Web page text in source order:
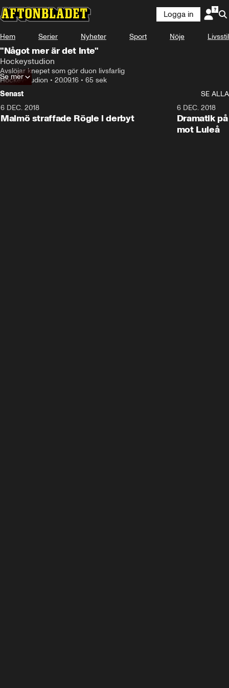
Logga in
Hem Serier Nyheter Sport Nöje Livsstil
"Något mer är det inte"
Hockeystudion
Avslöjar knepet som gör duon livsfarlig
Hockeystudion • 20.09.16 • 65 sek
Se mer
Senast
SE ALLA
6 DEC. 2018
Malmö straffade Rögle i derbyt
6 DEC. 2018
Dramatik
mot Luleå